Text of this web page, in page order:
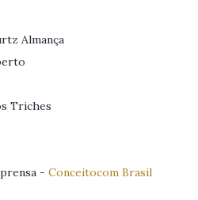
Almança
Triches
- Conceitocom Brasil